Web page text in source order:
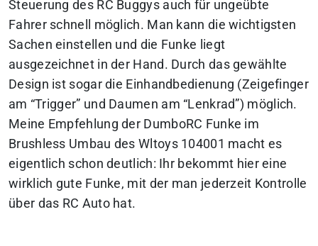
Steuerung des RC Buggys auch für ungeübte
Fahrer schnell möglich. Man kann die wichtigsten
Sachen einstellen und die Funke liegt
ausgezeichnet in der Hand. Durch das gewählte
Design ist sogar die Einhandbedienung (Zeigefinger
am “Trigger” und Daumen am “Lenkrad”) möglich.
Meine Empfehlung der DumboRC Funke im
Brushless Umbau des Wltoys 104001 macht es
eigentlich schon deutlich: Ihr bekommt hier eine
wirklich gute Funke, mit der man jederzeit Kontrolle
über das RC Auto hat.